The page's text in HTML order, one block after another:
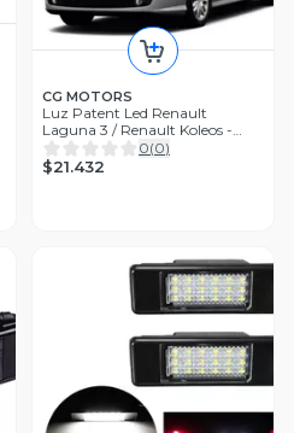
CG MOTORS
Luz Patent Led Renault
Laguna 3 / Renault Koleos -
Canbus
0(0)
$21.432